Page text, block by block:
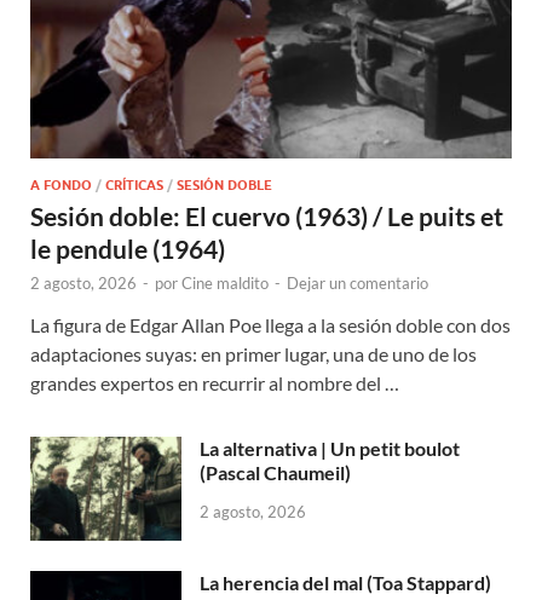
A FONDO / CRÍTICAS / SESIÓN DOBLE
Sesión doble: El cuervo (1963) / Le puits et
le pendule (1964)
2 agosto, 2026 - porCine maldito - Dejar un comentario
La figura de Edgar Allan Poe llega a la sesión doble con dos
adaptaciones suyas: en primer lugar, una de uno de los
grandes expertos en recurrir al nombre del …
La alternativa | Un petit boulot
(Pascal Chaumeil)
2 agosto, 2026
La herencia del mal (Toa Stappard)